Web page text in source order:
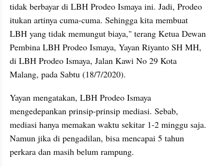
tidak berbayar di LBH Prodeo Ismaya ini. Jadi, Prodeo
itukan artinya cuma-cuma. Sehingga kita membuat
LBH yang tidak memungut biaya," terang Ketua Dewan
Pembina LBH Prodeo Ismaya, Yayan Riyanto SH MH,
di LBH Prodeo Ismaya, Jalan Kawi No 29 Kota
Malang, pada Sabtu (18/7/2020).
Yayan mengatakan, LBH Prodeo Ismaya
mengedepankan prinsip-prinsip mediasi. Sebab,
mediasi hanya memakan waktu sekitar 1-2 minggu saja.
Namun jika di pengadilan, bisa mencapai 5 tahun
perkara dan masih belum rampung.